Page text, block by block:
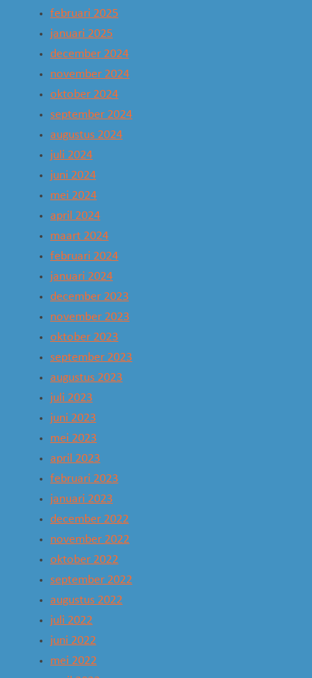
februari 2025
januari 2025
december 2024
november 2024
oktober 2024
september 2024
augustus 2024
juli 2024
juni 2024
mei 2024
april 2024
maart 2024
februari 2024
januari 2024
december 2023
november 2023
oktober 2023
september 2023
augustus 2023
juli 2023
juni 2023
mei 2023
april 2023
februari 2023
januari 2023
december 2022
november 2022
oktober 2022
september 2022
augustus 2022
juli 2022
juni 2022
mei 2022